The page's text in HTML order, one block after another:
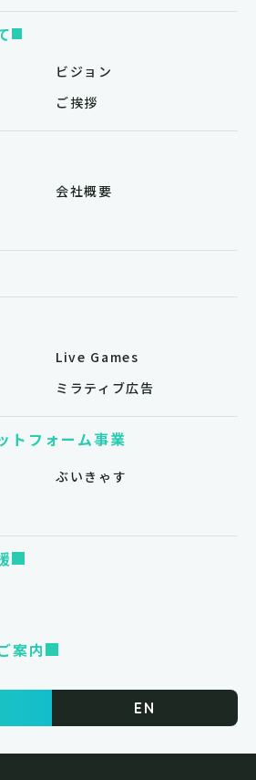
ビジョン
ご挨拶
会社概要
Live Games
ミラティブ広告
トフォーム事業
ぶいきゃす
案内
EN